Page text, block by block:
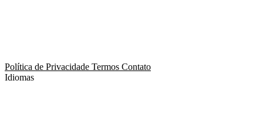
Política de Privacidade Termos Contato
Idiomas